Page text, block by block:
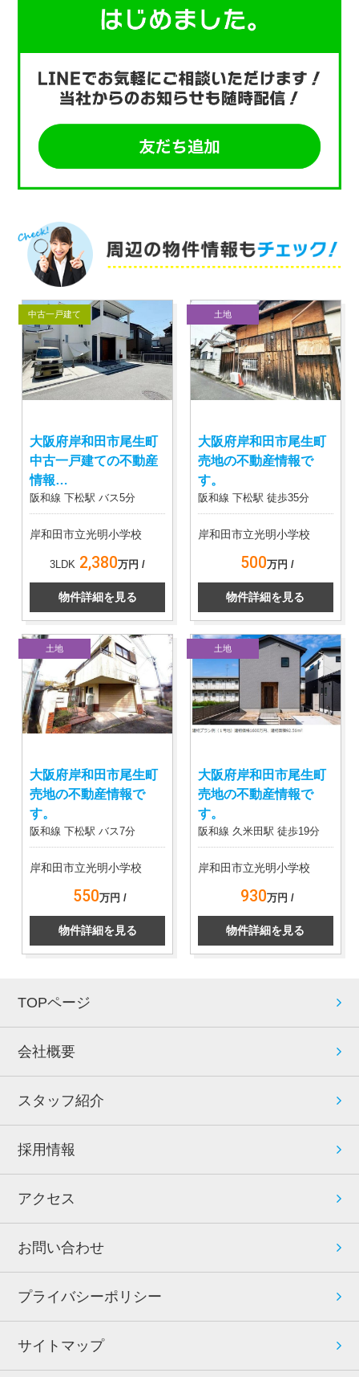
中古一戸建て
大阪府岸和田市尾生町
中古一戸建ての不動産
情報…
阪和線 下松駅 バス5分
岸和田市立光明小学校
3LDK 2,380万円 /
物件詳細を見る
土地
大阪府岸和田市尾生町
売地の不動産情報で
す。
阪和線 下松駅 徒歩35分
岸和田市立光明小学校
500万円 /
物件詳細を見る
土地
大阪府岸和田市尾生町
売地の不動産情報で
す。
阪和線 下松駅 バス7分
岸和田市立光明小学校
550万円 /
物件詳細を見る
土地
大阪府岸和田市尾生町
売地の不動産情報で
す。
阪和線 久米田駅 徒歩19分
岸和田市立光明小学校
930万円 /
物件詳細を見る
TOPページ
会社概要
スタッフ紹介
採用情報
アクセス
お問い合わせ
プライバシーポリシー
サイトマップ